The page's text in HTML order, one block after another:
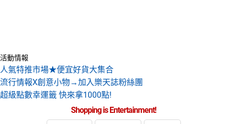
活動情報
人氣特推市場★便宜好貨大集合
流行情報X創意小物→加入樂天誌粉絲團
超級點數幸運籤 快來拿1000點!
Shopping is Entertainment!